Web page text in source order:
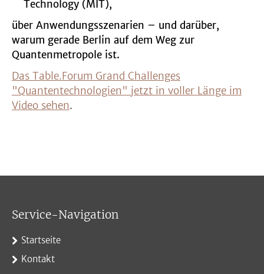
Technology (MIT),
über Anwendungsszenarien – und darüber,
warum gerade Berlin auf dem Weg zur
Quantenmetropole ist.
Das Table.Forum Grand Challenges
"Quantentechnologien" jetzt in voller Länge im
Video sehen.
Service-Navigation
Startseite
Kontakt